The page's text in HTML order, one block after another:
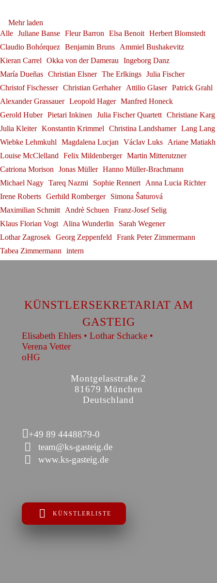
Ammiel Bushakevitz bei den
Salzburger Festspielen
Konstantin Krimmel
Internacional de Santander
Franz-Josef Selig
Gerold Huber erhält das
Bundesverdienstkreuz am
Bande
Gerold Huber
Alexander Grassauer in
Bayreuth
Alexander Grassauer
Georg Zeppenfeld bei den
Bayreuther Festspielen
Georg Zeppenfeld
Mehr laden
Alle Juliane Banse Fleur Barron Elsa Benoit Herbert Blomstedt
Claudio Bohórquez Benjamin Bruns
Ammiel Bushakevitz
Kieran Carrel
Okka von der Damerau
Ingeborg Danz
María Dueñas Christian Elsner The Erlkings Julia Fischer
Christof Fischesser Christian Gerhaher Attilio Glaser Patrick Grahl
Alexander Grassauer Leopold Hager Manfred Honeck
Gerold Huber Pietari Inkinen Julia Fischer Quartett Christiane Karg
Julia Kleiter Konstantin Krimmel Christina Landshamer Lang Lang
Wiebke Lehmkuhl
Magdalena Lucjan Václav Luks
Ariane Matiakh
Louise McClelland
Felix Mildenberger Martin Mitterutzner
Catriona Morison
Jonas Müller Hanno Müller-Brachmann
Michael Nagy Tareq Nazmi Sophie Rennert
Anna Lucia Richter
Irene Roberts Gerhild Romberger
Simona Šaturová
Maximilian Schmitt
Andrè Schuen
Franz-Josef Selig
Klaus Florian Vogt
Alina Wunderlin
Sarah Wegener
Lothar Zagrosek Georg Zeppenfeld
Frank Peter Zimmermann
Tabea Zimmermann
intern
KÜNSTLERSEKRETARIAT AM
GASTEIG
Elisabeth Ehlers • Lothar Schacke •
Verena Vetter
oHG
Montgelasstraße 2
81679 München
Deutschland
+49 89 4448879-0
team@ks-gasteig.de
www.ks-gasteig.de
KÜNSTLERLISTE